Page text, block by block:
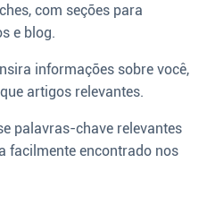
com seções para
e blog.
informações sobre você,
artigos relevantes.
palavras-chave relevantes
facilmente encontrado nos